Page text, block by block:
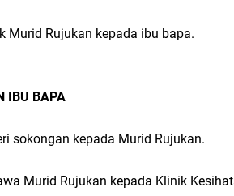
Murid Rujukan kepada ibu bapa.
IBU BAPA
sokongan kepada Murid Rujukan.
Murid Rujukan kepada Klinik